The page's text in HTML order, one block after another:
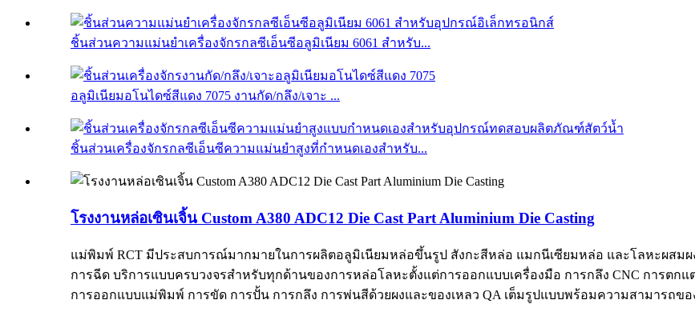
ชิ้นส่วนความแม่นยำเครื่องจักรกลซีเอ็นซีอลูมิเนียม 6061 สำหรับ...
อลูมิเนียมอโนไดซ์สีแดง 7075 งานกัด/กลึง/เจาะ ...
ชิ้นส่วนเครื่องจักรกลซีเอ็นซีความแม่นยำสูงที่กำหนดเองสำหรับ...
โรงงานหล่อเซินเจิ้น Custom A380 ADC12 Die Cast Part Aluminium Die Casting
แม่พิมพ์ RCT มีประสบการณ์มากมายในการผลิตอลูมิเนียมหล่อขึ้นรูป สังกะสีหล่อ แมกนีเซียมหล่อ และโลหะผสมผ
การฉีด บริการแบบครบวงจรสำหรับทุกด้านของการหล่อโลหะตั้งแต่การออกแบบเครื่องมือ การกลึง CNC การตก
การออกแบบแม่พิมพ์ การขัด การปั้น การกลึง การพ่นสีด้วยผงและของเหลว QA เต็มรูปแบบพร้อมความสามารถข